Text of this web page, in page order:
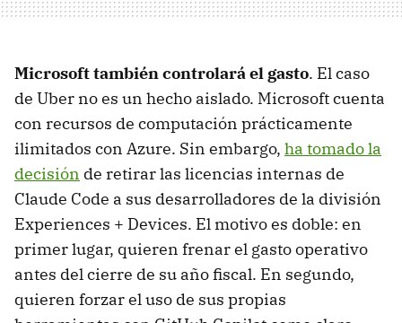
Microsoft también controlará el gasto. El caso
de Uber no es un hecho aislado. Microsoft cuenta
con recursos de computación prácticamente
ilimitados con Azure. Sin embargo, ha tomado la
decisión de retirar las licencias internas de
Claude Code a sus desarrolladores de la división
Experiences + Devices. El motivo es doble: en
primer lugar, quieren frenar el gasto operativo
antes del cierre de su año fiscal. En segundo,
quieren forzar el uso de sus propias